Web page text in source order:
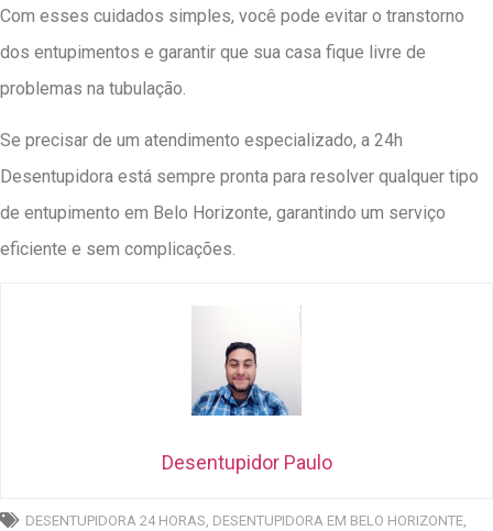
Com esses cuidados simples, você pode evitar o transtorno
dos entupimentos e garantir que sua casa fique livre de
problemas na tubulação.
Se precisar de um atendimento especializado, a 24h
Desentupidora está sempre pronta para resolver qualquer tipo
de entupimento em Belo Horizonte, garantindo um serviço
eficiente e sem complicações.
Desentupidor Paulo
DESENTUPIDORA 24 HORAS, DESENTUPIDORA EM BELO HORIZONTE,